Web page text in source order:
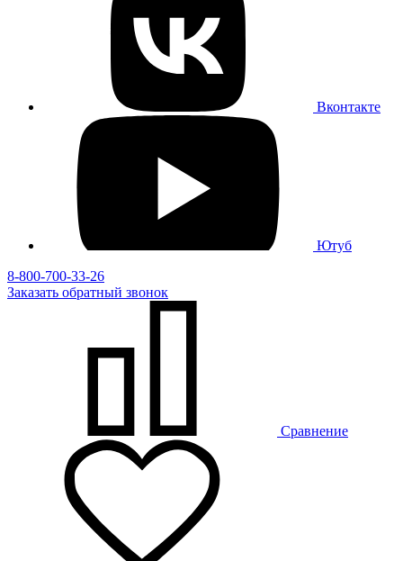
Вконтакте
Ютуб
8-800-700-33-26
Заказать обратный звонок
Сравнение